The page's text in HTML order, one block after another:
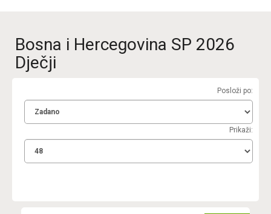
Bosna i Hercegovina SP 2026
Dječji
Posloži po:
Prikaži: